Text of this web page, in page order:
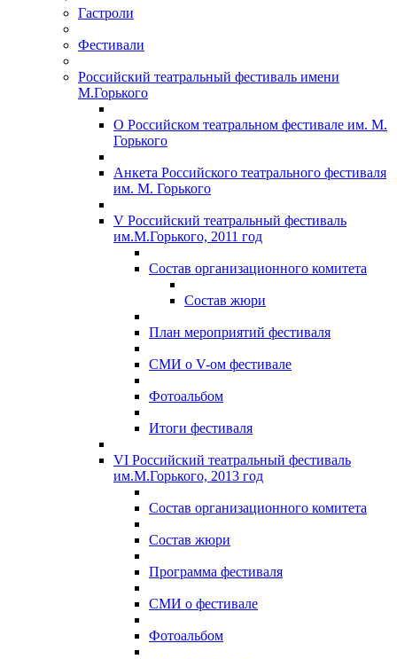
Гастроли
Фестивали
Российский театральный фестиваль имени
М.Горького
О Российском театральном фестивале им. М.
Горького
Анкета Российского театрального фестиваля
им. М. Горького
V Российский театральный фестиваль
им.М.Горького, 2011 год
Состав организационного комитета
Состав жюри
План мероприятий фестиваля
СМИ о V-ом фестивале
Фотоальбом
Итоги фестиваля
VI Российский театральный фестиваль
им.М.Горького, 2013 год
Состав организационного комитета
Состав жюри
Программа фестиваля
СМИ о фестивале
Фотоальбом